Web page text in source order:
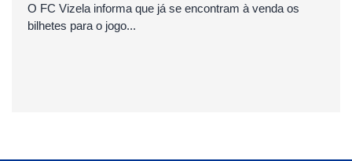
O FC Vizela informa que já se encontram à venda os
bilhetes para o jogo...